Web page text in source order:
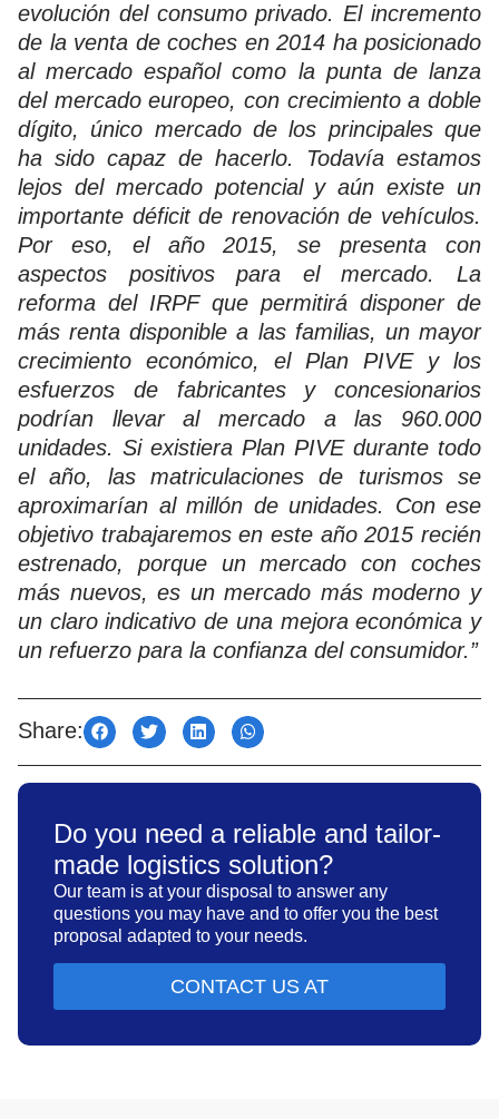
evolución del consumo privado. El incremento
de la venta de coches en 2014 ha posicionado
al mercado español como la punta de lanza
del mercado europeo, con crecimiento a doble
dígito, único mercado de los principales que
ha sido capaz de hacerlo. Todavía estamos
lejos del mercado potencial y aún existe un
importante déficit de renovación de vehículos.
Por eso, el año 2015, se presenta con
aspectos positivos para el mercado. La
reforma del IRPF que permitirá disponer de
más renta disponible a las familias, un mayor
crecimiento económico, el Plan PIVE y los
esfuerzos de fabricantes y concesionarios
podrían llevar al mercado a las 960.000
unidades. Si existiera Plan PIVE durante todo
el año, las matriculaciones de turismos se
aproximarían al millón de unidades. Con ese
objetivo trabajaremos en este año 2015 recién
estrenado, porque un mercado con coches
más nuevos, es un mercado más moderno y
un claro indicativo de una mejora económica y
un refuerzo para la confianza del consumidor.”
Share:
Do you need a reliable and tailor-
made logistics solution?
Our team is at your disposal to answer any
questions you may have and to offer you the best
proposal adapted to your needs.
CONTACT US AT